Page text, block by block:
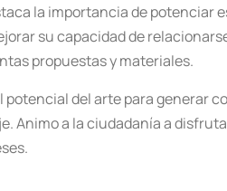
la importancia de
su capacidad de
propuestas y materiales.
potencial del arte para generar
Animo a la ciudadanía a